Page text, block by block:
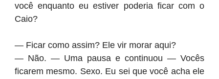
você enquanto eu estiver poderia ficar com o
Caio?
— Ficar como assim? Ele vir morar aqui?
— Não. — Uma pausa e continuou — Vocês
ficarem mesmo. Sexo. Eu sei que você acha ele